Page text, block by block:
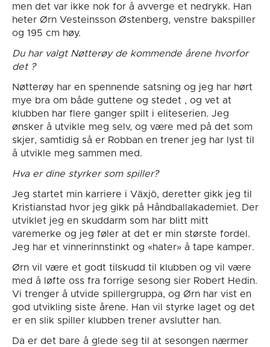
men det var ikke nok for å avverge et nedrykk. Han
heter Ørn Vesteinsson Østenberg, venstre bakspiller
og 195 cm høy.
Du har valgt Nøtterøy de kommende årene hvorfor
det ?
Nøtterøy har en spennende satsning og jeg har hørt
mye bra om både guttene og stedet , og vet at
klubben har flere ganger spilt i eliteserien. Jeg
ønsker å utvikle meg selv, og være med på det som
skjer, samtidig så er Robban en trener jeg har lyst til
å utvikle meg sammen med.
Hva er dine styrker som spiller?
Jeg startet min karriere i Växjö, deretter gikk jeg til
Kristianstad hvor jeg gikk på Håndballakademiet. Der
utviklet jeg en skuddarm som har blitt mitt
varemerke og jeg føler at det er min største fordel.
Jeg har et vinnerinnstinkt og «hater» å tape kamper.
Ørn vil være et godt tilskudd til klubben og vil være
med å løfte oss fra forrige sesong sier Robert Hedin.
Vi trenger å utvide spillergruppa, og Ørn har vist en
god utvikling siste årene. Han vil styrke laget og det
er en slik spiller klubben trener avslutter han.
Da er det bare å glede seg til at sesongen nærmer